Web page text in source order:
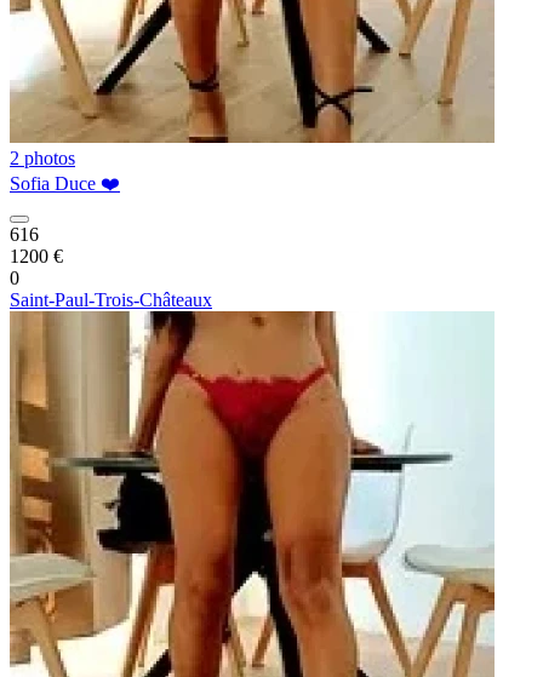
2 photos
Sofia Duce ❤️
616
1200 €
0
Saint-Paul-Trois-Châteaux